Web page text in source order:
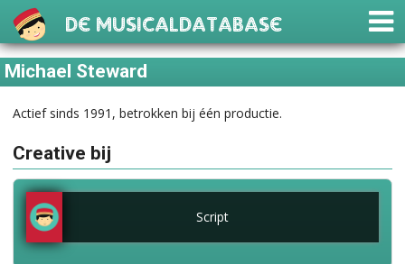
De Musicaldatabase
Michael Steward
Actief sinds 1991, betrokken bij één productie.
Creative bij
Script